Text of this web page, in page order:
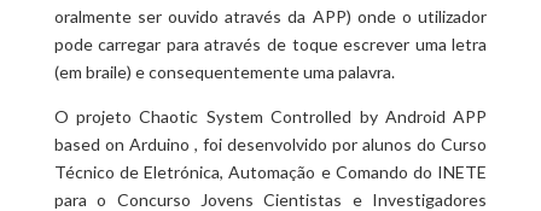
oralmente ser ouvido através da APP) onde o utilizador
pode carregar para através de toque escrever uma letra
(em braile) e consequentemente uma palavra.
O projeto Chaotic System Controlled by Android APP
based on Arduino , foi desenvolvido por alunos do Curso
Técnico de Eletrónica, Automação e Comando do INETE
para o Concurso Jovens Cientistas e Investigadores